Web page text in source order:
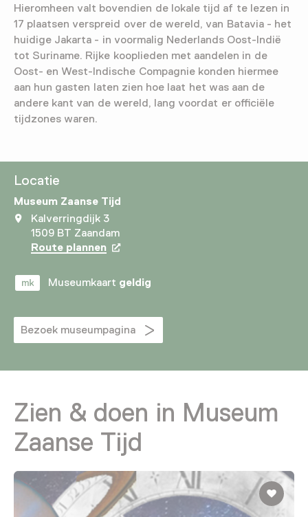
Hieromheen valt bovendien de lokale tijd af te lezen in
17 plaatsen verspreid over de wereld, van Batavia - het
huidige Jakarta - in voormalig Nederlands Oost-Indië
tot Suriname. Rijke kooplieden met aandelen in de
Oost- en West-Indische Compagnie konden hiermee
aan hun gasten laten zien hoe laat het was aan de
andere kant van de wereld, lang voordat er officiële
tijdzones waren.
Locatie
Museum Zaanse Tijd
Kalverringdijk 3
1509 BT Zaandam
Route plannen Opent in een nieuw tabblad
Museumkaart geldig
Bezoek museumpagina
Zien & doen in Museum
Zaanse Tijd